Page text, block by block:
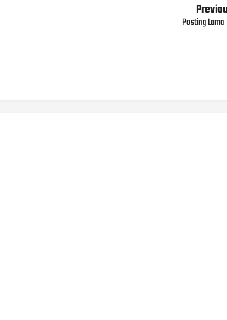
Posting Lama